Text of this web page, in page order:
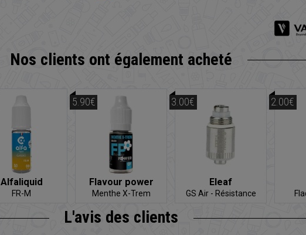
Nos clients ont également acheté
Alfaliquid
FR-M
Flavour power
Menthe X-Trem
5.90€
Eleaf
GS Air - Résistance
3.00€ 2.00€
L'avis des clients